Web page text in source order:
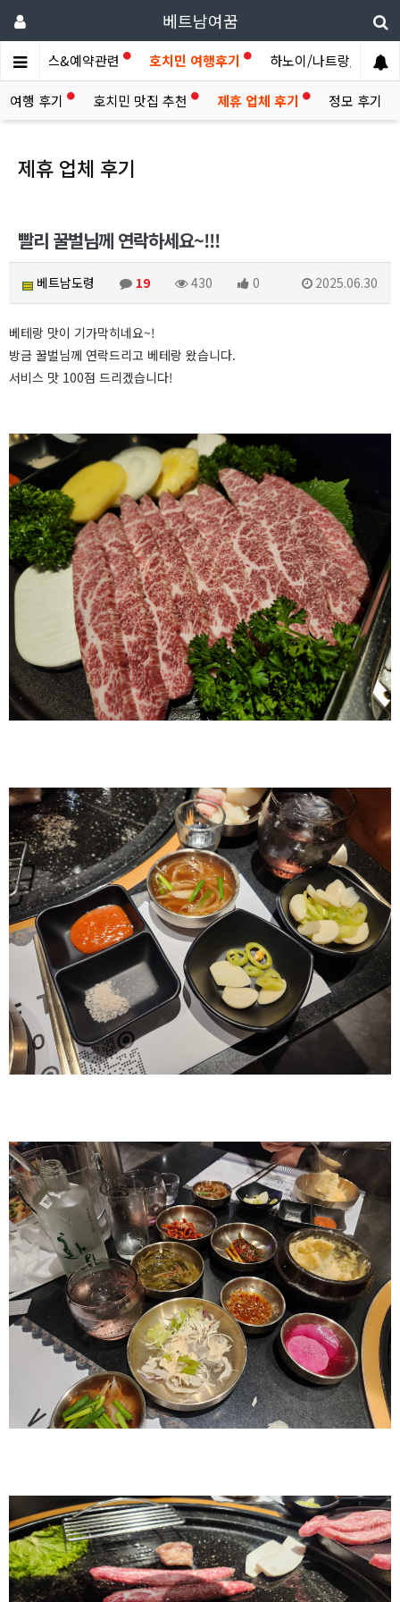
베트남여꿈
휴서비스&예약관련 호치민 여행후기 하노이/나트랑/다낭/
여행 후기 호치민 맛집 추천 제휴 업체 후기 정모 후기
제휴 업체 후기
빨리 꿀벌님께 연락하세요~!!!
베트남도령 19 430 0 2025.06.30
베테랑 맛이 기가막히네요~!
방금 꿀벌님께 연락드리고 베테랑 왔습니다.
서비스 맛 100점 드리겠습니다!